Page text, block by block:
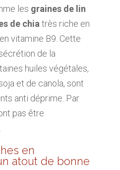
les graines de lin
de chiatrès riche en
vitamine B9. Cette
de la
huiles végétales,
et de canola, sont
anti déprime. Par
pas être
en
atout de bonne